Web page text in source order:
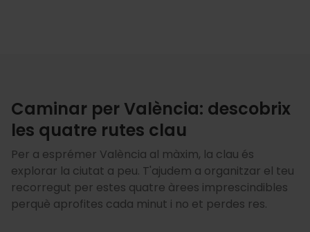
Caminar per València: descobrix
les quatre rutes clau
Per a esprémer València al màxim, la clau és
explorar la ciutat a peu. T'ajudem a organitzar el teu
recorregut per estes quatre àrees imprescindibles
perquè aprofites cada minut i no et perdes res.